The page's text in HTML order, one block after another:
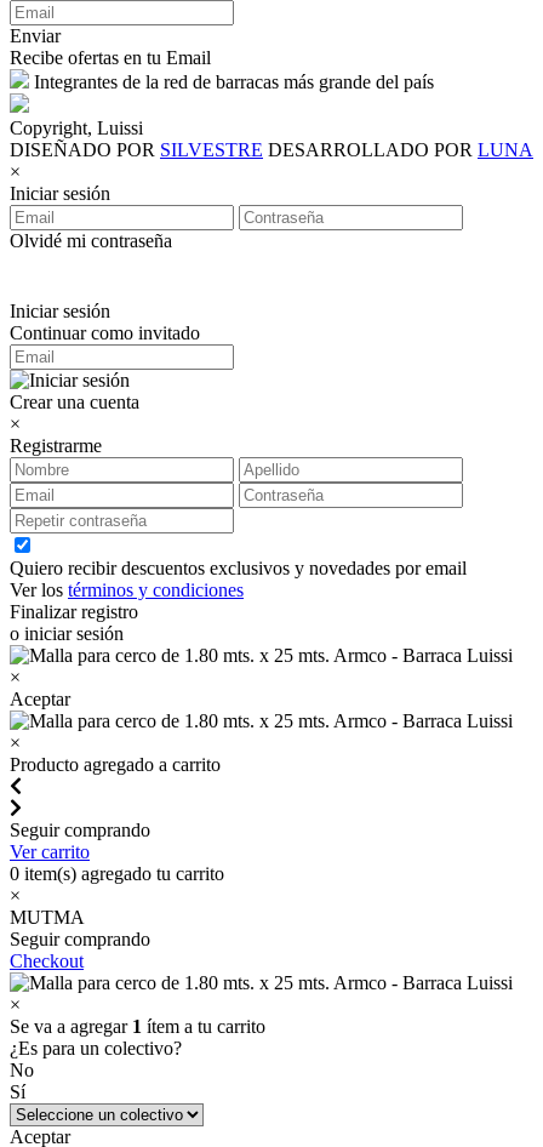
Enviar
Recibe ofertas en tu Email
Integrantes de la red de barracas más grande del país
Copyright, Luissi
DISEÑADO POR SILVESTRE DESARROLLADO POR LUNA
×
Iniciar sesión
Olvidé mi contraseña
Iniciar sesión
Continuar como invitado
Crear una cuenta
×
Registrarme
Quiero recibir descuentos exclusivos y novedades por email
Ver los términos y condiciones
Finalizar registro
o iniciar sesión
×
Aceptar
×
Producto agregado a carrito
Seguir comprando
Ver carrito
0 item(s) agregado tu carrito
×
MUTMA
Seguir comprando
Checkout
×
Se va a agregar 1 ítem a tu carrito
¿Es para un colectivo?
No
Sí
Aceptar